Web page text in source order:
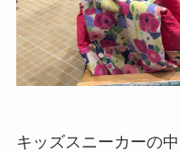
キッズスニーカーの